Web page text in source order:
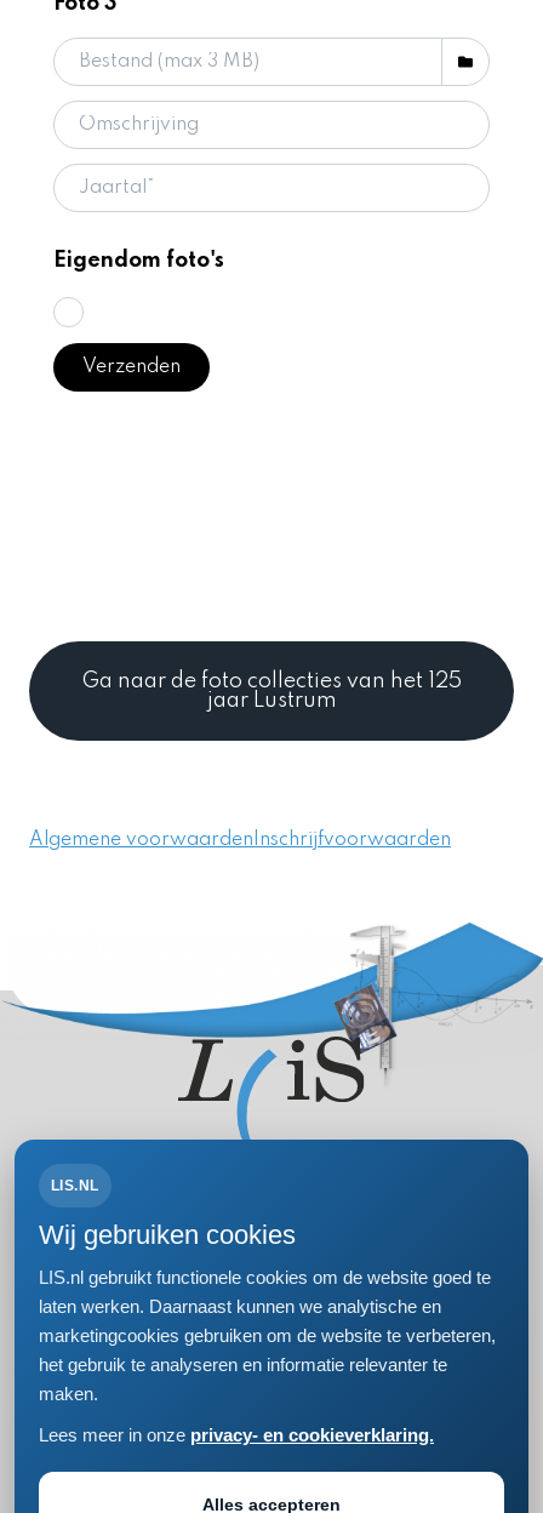
Eigendom foto's
Verzenden
Ga naar de foto collecties van het 125
jaar Lustrum
Algemene voorwaardenInschrijfvoorwaarden
Volg ons op:
Bezoek- en postadres
Einsteinweg 61
2333 CC Leiden
+31 (0)71 5681168
Privacy- en cookieverklaring
Responsible disclosure
LIS.NL
Wij gebruiken cookies
LIS.nl gebruikt functionele cookies om de website goed te
laten werken. Daarnaast kunnen we analytische en
marketingcookies gebruiken om de website te verbeteren,
het gebruik te analyseren en informatie relevanter te
maken.
Lees meer in onze privacy- en cookieverklaring.
Alles accepteren